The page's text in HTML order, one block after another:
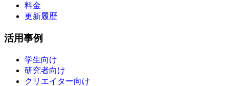
料金
更新履歴
活用事例
学生向け
研究者向け
クリエイター向け